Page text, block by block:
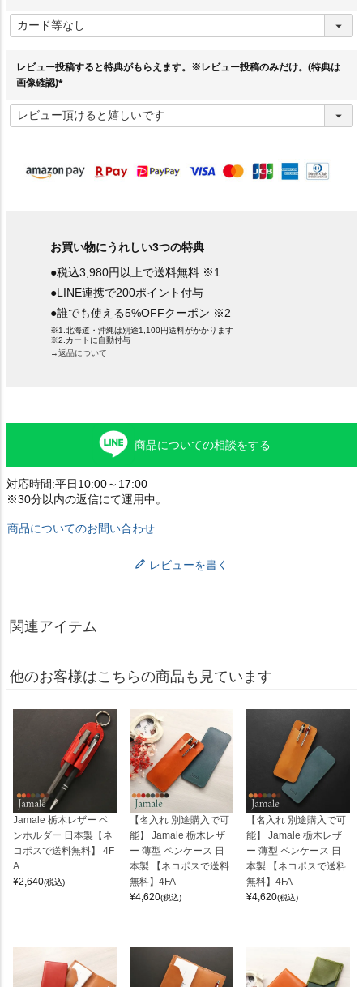
必
須
レビュー投稿すると特典がもらえます。※レビュー投稿のみだけ。(特典は
画像確認)
必
須
お買い物にうれしい3つの特典
●税込3,980円以上で送料無料 ※1
●LINE連携で200ポイント付与
●誰でも使える5%OFFクーポン ※2
※1.北海道・沖縄は別途1,100円送料がかかります
※2.カートに自動付与
→返品について
商品についての相談をする
対応時間:平日10:00～17:00
※30分以内の返信にて運用中。
商品についてのお問い合わせ
レビューを書く
関連アイテム
他のお客様はこちらの商品も見ています
Jamale 栃木レザー ペ
ンホルダー 日本製【ネ
コポスで送料無料】 4F
A
¥2,640(税込)
【名入れ 別途購入で可
能】 Jamale 栃木レザ
ー 薄型 ペンケース 日
本製 【ネコポスで送料
無料】4FA
¥4,620(税込)
【名入れ 別途購入で可
能】 Jamale 栃木レザ
ー 薄型 ペンケース 日
本製 【ネコポスで送料
無料】4FA
¥4,620(税込)